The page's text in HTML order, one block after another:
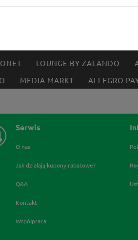
LOUNGE BY ZALANDO
MEDIA MARKT ALLEGRO
Serwis
O nas
Jak działają kupony rabatowe?
Q&A
Kontakt
Współpraca